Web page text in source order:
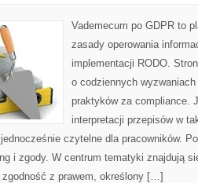
Vademecum po GDPR to
zasady operowania
implementacji RODO.
o codziennych
praktyków za compliance.
interpretacji przepisów w
czytelne dla pracowników.
i zgody. W centrum tematyki znajdują
zgodność z prawem, określony […]